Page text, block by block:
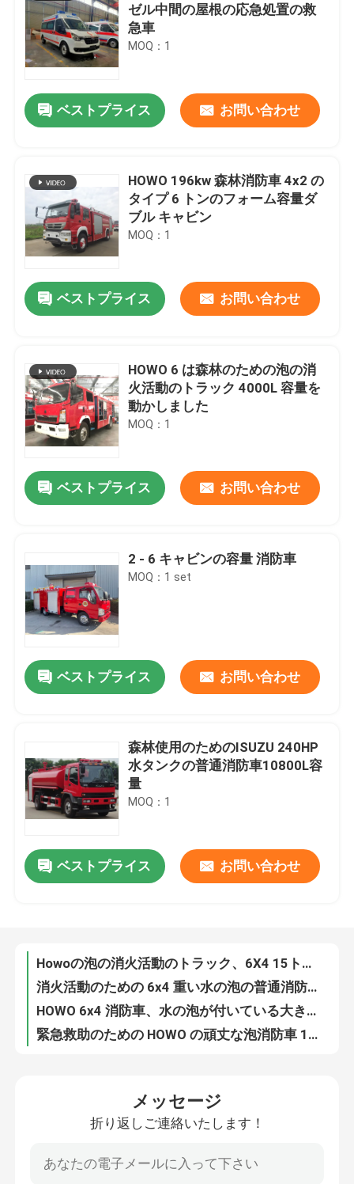
プロダクト
工場旅行
私達に連絡しなさい
引用を要求しなさい
ドライパウダー消防車
ゼル中間の屋根の応急処置の救
急車
MOQ：1
ベストプライス お問い合わせ
HOWO 196kw 森林消防車 4x2 の
タイプ 6 トンのフォーム容量ダ
ブル キャビン
MOQ：1
ベストプライス お問い合わせ
HOWO 6 は森林のための泡の消
火活動のトラック 4000L 容量を
動かしました
MOQ：1
ベストプライス お問い合わせ
2 - 6 キャビンの容量 消防車
MOQ：1 set
ベストプライス お問い合わせ
森林使用のためのISUZU 240HP
水タンクの普通消防車10800L容
量
MOQ：1
ベストプライス お問い合わせ
HOWO 15000lの泡の消防車の多機能の頑丈な赤い色
緊急救助のための HOWO の頑丈な泡消防車 17000L
多機能の頑丈な 276KW 泡消防車トラック 17 トン 6X4
中国良質 HOWO 6*4 LARGE SIZE 17000L 水泡の消防車
ISUZU 4x2 水の泡の消防救助車は緊急救助のための小型 4 トン
メッセージ
折り返しご連絡いたします！